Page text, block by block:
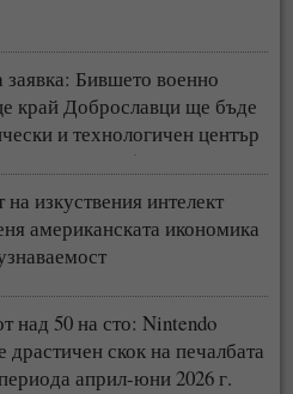
заявка: Бившето военно
край Доброславци ще бъде
и технологичен център
+ ВИДЕО)
изкуствения интелект
американската икономика
над 50 на сто: Nintendo
драстичен скок на печалбата
април-юни 2026 г.